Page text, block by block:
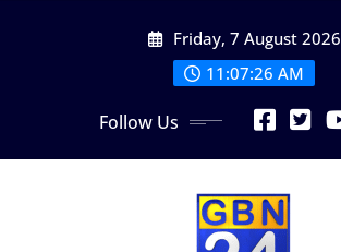
Friday, 7 August 2026
11:07:27 AM
Follow Us